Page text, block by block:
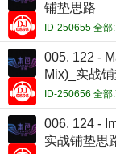
铺垫思路
ID-250655 全
005. 122 -
Mix)_实战
ID-250656 全
006. 124 -
实战铺垫思